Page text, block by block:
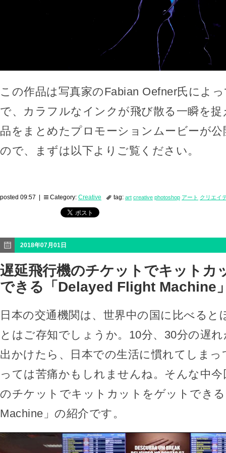
この作品は写真家のFabian Oefner氏によ
で、カラフルなインクが飛び散る一瞬を捉
品をまとめたプロモーションムービーが
ので、まずは以下よりご覧ください。
posted 09:57 | Category: Creative tag: art creative photoshop アート クリエイ
2018年07月01日
遅延飛行機のチケットでキットカ
できる「Delayed Flight Machine
日本の交通機関は、世界中の国に比べると
とはご存知でしょうか。10分、30分の遅
出かけたら、日本での生活に慣れてしま
っては苦痛かもしれませんね。そんな中今
のチケットでキットカットをゲットでき
Machine」の紹介です。